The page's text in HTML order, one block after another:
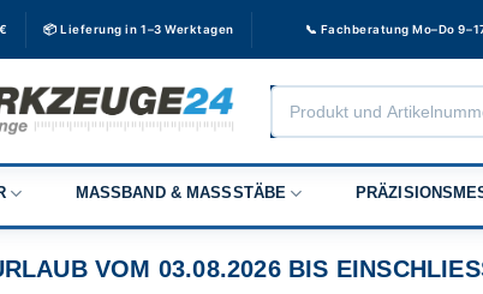
📦 Lieferung in 1–3 Werktagen 📞 Fachberatung Mo–Do
Products
search
MASSBAND & MASSSTÄBE
VOM 03.08.2026 BIS